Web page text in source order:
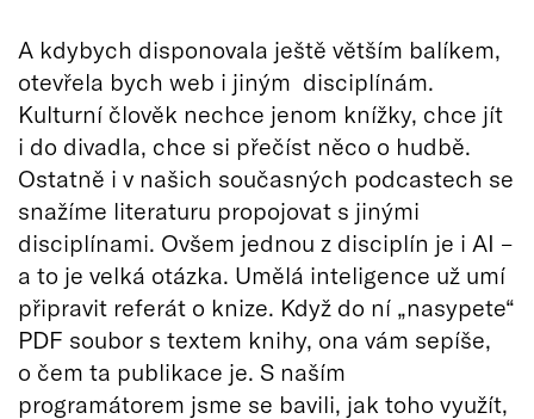
A kdybych disponovala ještě větším balíkem,
otevřela bych web i jiným disciplínám.
Kulturní člověk nechce jenom knížky, chce jít
i do divadla, chce si přečíst něco o hudbě.
Ostatně i v našich současných podcastech se
snažíme literaturu propojovat s jinými
disciplínami. Ovšem jednou z disciplín je i AI –
a to je velká otázka. Umělá inteligence už umí
připravit referát o knize. Když do ní „nasypete“
PDF soubor s textem knihy, ona vám sepíše,
o čem ta publikace je. S naším
programátorem jsme se bavili, jak toho využít,